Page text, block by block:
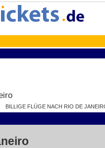
BILLIGE FLÜGE NACH RIO DE